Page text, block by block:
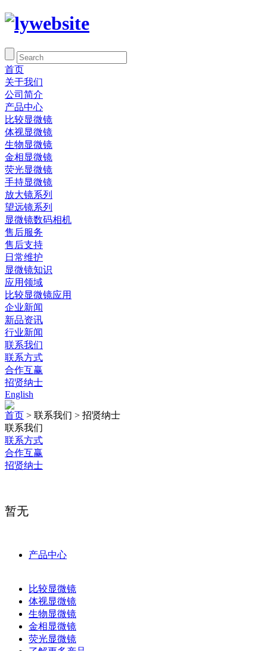
首页
关于我们
公司简介
产品中心
比较显微镜
体视显微镜
生物显微镜
金相显微镜
荧光显微镜
手持显微镜
放大镜系列
望远镜系列
显微镜数码相机
售后服务
售后支持
日常维护
显微镜知识
应用领域
比较显微镜应用
企业新闻
新品资讯
行业新闻
联系我们
联系方式
合作互赢
招贤纳士
English
首页 > 联系我们 > 招贤纳士
联系我们
联系方式
合作互赢
招贤纳士
暂无
产品中心
比较显微镜
体视显微镜
生物显微镜
金相显微镜
荧光显微镜